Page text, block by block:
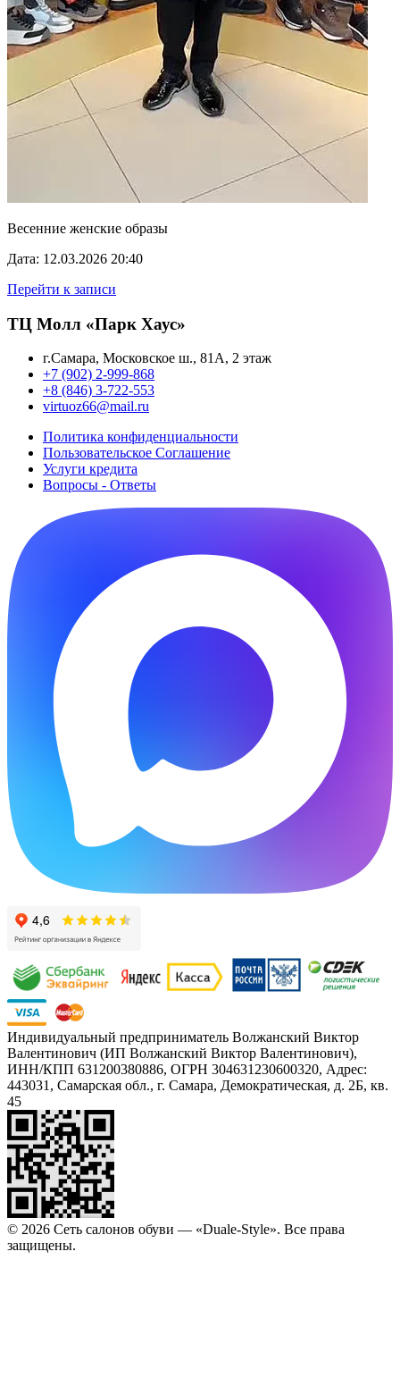
Весенние женские образы
Дата: 12.03.2026 20:40
Перейти к записи
ТЦ Молл «Парк Хаус»
г.Самара, Московское ш., 81А, 2 этаж
+7 (902) 2-999-868
+8 (846) 3-722-553
virtuoz66@mail.ru
Политика конфиденциальности
Пользовательское Cоглашение
Услуги кредита
Вопросы - Ответы
Индивидуальный предприниматель Волжанский Виктор
Валентинович (ИП Волжанский Виктор Валентинович),
ИНН/КПП 631200380886, ОГРН 304631230600320, Адрес:
443031, Самарская обл., г. Самара, Демократическая, д. 2Б, кв.
45
© 2026 Сеть салонов обуви — «Duale-Style». Все права
защищены.